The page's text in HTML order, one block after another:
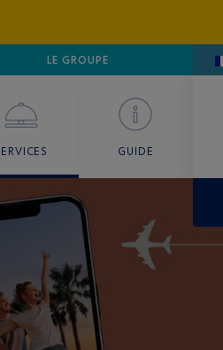
GOLFE DE SAINT-TROPEZ
LE GROUPE
GUIDE